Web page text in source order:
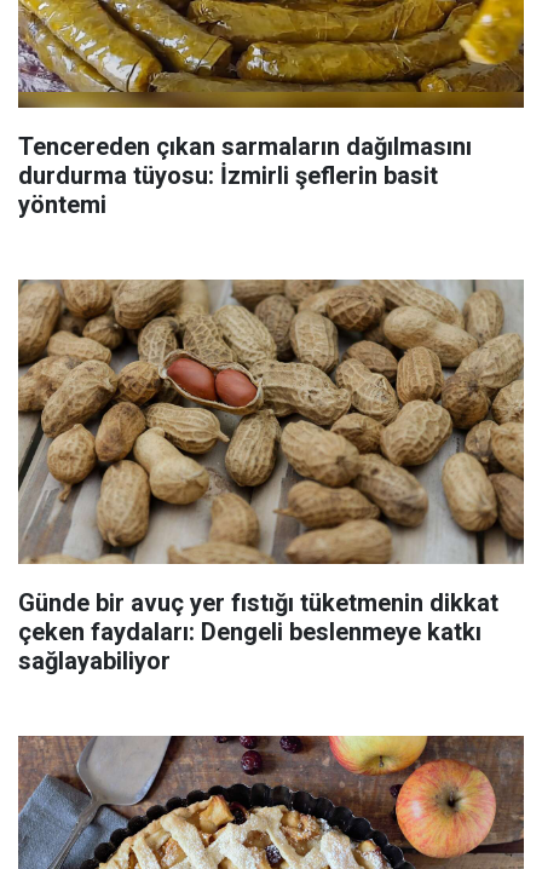
Tencereden çıkan sarmaların dağılmasını
durdurma tüyosu: İzmirli şeflerin basit
yöntemi
Günde bir avuç yer fıstığı tüketmenin dikkat
çeken faydaları: Dengeli beslenmeye katkı
sağlayabiliyor